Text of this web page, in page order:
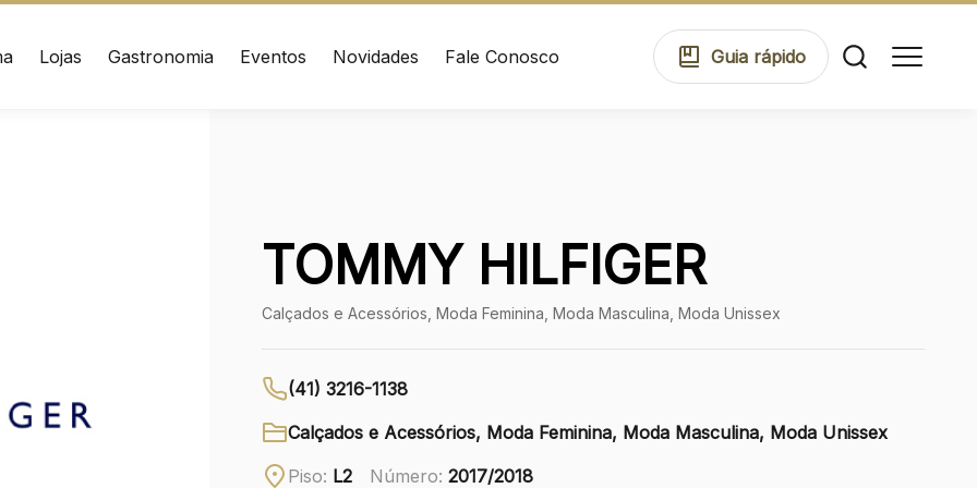
Lojas Gastronomia Eventos Novidades Fale Conosco Guia rápido
WhatsApp
Eventos
Mapa Virtual
TOMMY HILFIGER
Calçados e Acessórios, Moda Feminina, Moda Masculina, Moda Unissex
(41) 3216-1138
Calçados e Acessórios, Moda Feminina, Moda Masculina, Moda Unissex
Piso: L2 Número: 2017/2018